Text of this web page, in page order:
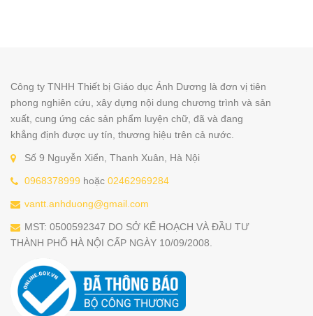
Công ty TNHH Thiết bị Giáo dục Ánh Dương là đơn vị tiên
phong nghiên cứu, xây dựng nội dung chương trình và sản
xuất, cung ứng các sản phẩm luyện chữ, đã và đang
khẳng định được uy tín, thương hiệu trên cả nước.
Số 9 Nguyễn Xiển, Thanh Xuân, Hà Nội
0968378999 hoặc 02462969284
vantt.anhduong@gmail.com
MST: 0500592347 DO SỞ KẾ HOẠCH VÀ ĐẦU TƯ
THÀNH PHỐ HÀ NỘI CẤP NGÀY 10/09/2008.